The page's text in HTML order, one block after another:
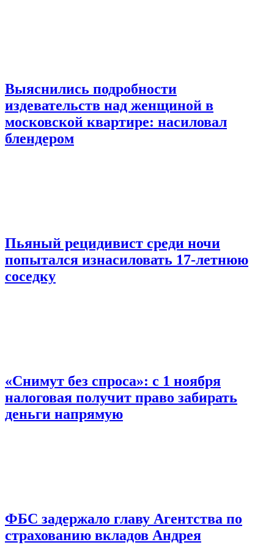
Выяснились подробности
издевательств над женщиной в
московской квартире: насиловал
блендером
Пьяный рецидивист среди ночи
попытался изнасиловать 17-летнюю
соседку
«Снимут без спроса»: с 1 ноября
налоговая получит право забирать
деньги напрямую
ФБС задержало главу Агентства по
страхованию вкладов Андрея